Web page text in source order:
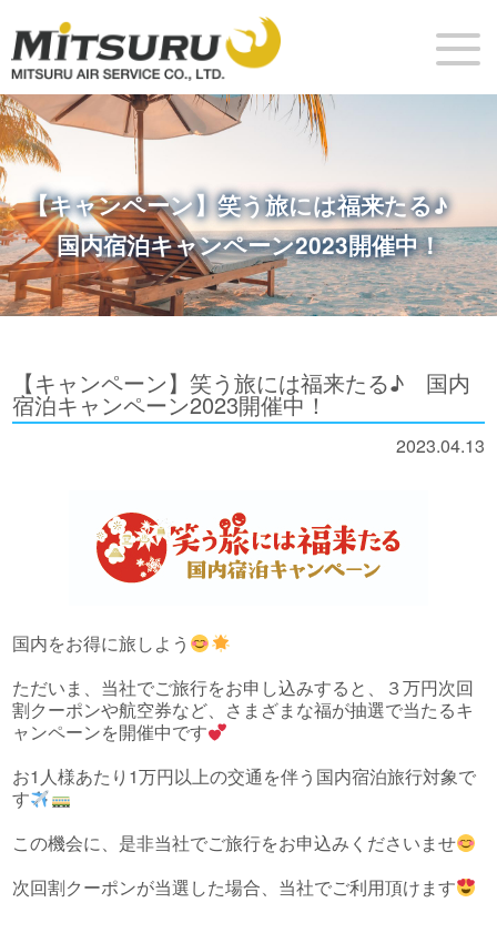
【キャンペーン】笑う旅には福来たる♪
国内宿泊キャンペーン2023開催中！
【キャンペーン】笑う旅には福来たる♪ 国内
宿泊キャンペーン2023開催中！
2023.04.13
国内をお得に旅しよう
ただいま、当社でご旅行をお申し込みすると、３万円次回
割クーポンや航空券など、さまざまな福が抽選で当たるキ
ャンペーンを開催中です
お1人様あたり1万円以上の交通を伴う国内宿泊旅行対象で
す
この機会に、是非当社でご旅行をお申込みくださいませ
次回割クーポンが当選した場合、当社でご利用頂けます